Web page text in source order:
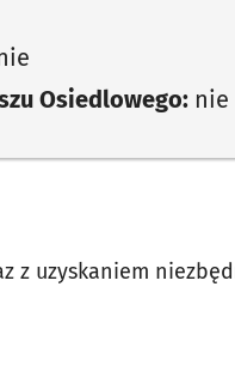
Osiedlowego: nie
z uzyskaniem